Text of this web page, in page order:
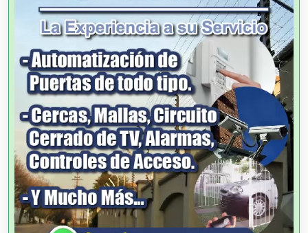
Almacenaje
Alquiler de Autos
Alquiler de Equipos para Fiestas
Alquiler de Sillas y Mesas